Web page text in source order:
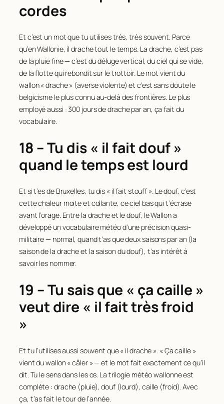
cordes
Et c’est un mot que tu utilises très, très souvent. Parce
qu’en Wallonie, il drache tout le temps. La drache, c’est pas
de la pluie fine — c’est du déluge vertical, du ciel qui se vide,
de la flotte qui rebondit sur le trottoir. Le mot vient du
wallon « drache » (averse violente) et c’est sans doute le
belgicisme le plus connu au-delà des frontières. Le plus
employé aussi : 300 jours de drache par an, ça fait du
vocabulaire.
18 – Tu dis « il fait douf »
quand le temps est lourd
Et si t’es de Bruxelles, tu dis « il fait stouff ». Le douf, c’est
cette chaleur moite et collante, ce ciel bas qui t’écrase
avant l’orage. Entre la drache et le douf, le Wallon a
développé un vocabulaire météo d’une précision quasi-
militaire — normal, quand t’as que deux saisons par an (la
saison de la drache et la saison du douf), t’as intérêt à
savoir les nommer.
19 – Tu sais que « ça caille »
veut dire « il fait très froid
»
Et tu l’utilises aussi souvent que « il drache ». « Ça caille »
vient du wallon « cåler » — et le mot fait exactement ce qu’il
dit. Tu le sens dans les os. La trilogie météo wallonne est
complète : drache (pluie), douf (lourd), caille (froid). Avec
ça, t’as fait le tour de l’année.